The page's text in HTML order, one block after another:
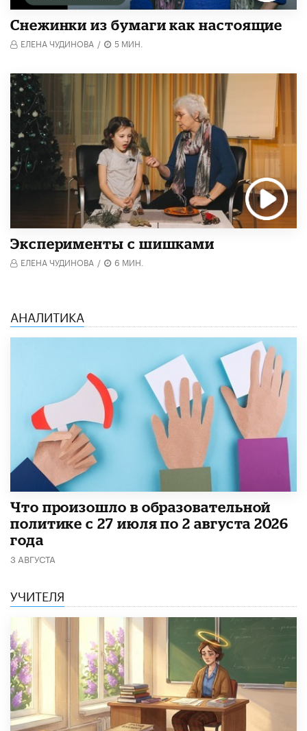
Снежинки из бумаги как настоящие
ЕЛЕНА ЧУДИНОВА / 5 МИН.
Эксперименты с шишками
ЕЛЕНА ЧУДИНОВА / 6 МИН.
АНАЛИТИКА
​Что произошло в образовательной
политике с 27 июля по 2 августа 2026
года
3 АВГУСТА
УЧИТЕЛЯ